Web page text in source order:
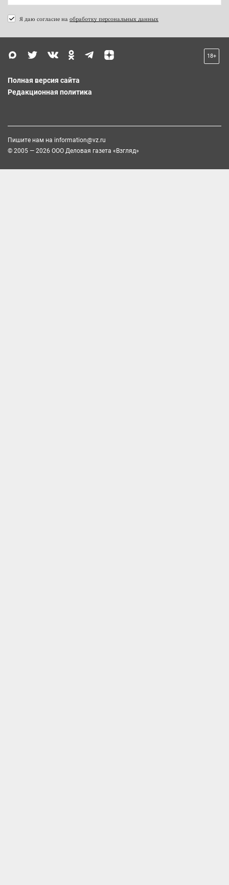
Я даю согласие на обработку персональных данных
18+
Полная версия сайта
Редакционная политика
Пишите нам на information@vz.ru
© 2005 — 2026 ООО Деловая газета «Взгляд»